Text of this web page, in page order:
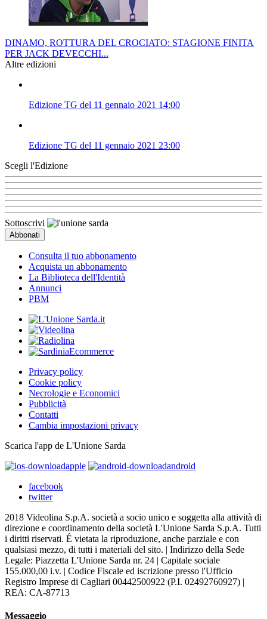
DINAMO, ROTTURA DEL CROCIATO: STAGIONE FINITA
PER JACK DEVECCHI...
Altre edizioni
Edizione TG del 11 gennaio 2021 14:00
Edizione TG del 11 gennaio 2021 23:00
Scegli l'Edizione
Sottoscrivi
Consulta il tuo abbonamento
Acquista un abbonamento
La Biblioteca dell'Identità
Annunci
PBM
Privacy policy
Cookie policy
Necrologie e Economici
Pubblicità
Contatti
Cambia impostazioni privacy
Scarica l'app de L'Unione Sarda
apple
android
facebook
twitter
2018 Videolina S.p.A. società a socio unico e soggetta alla attività di
direzione e coordinamento della società L'Unione Sarda S.p.A. Tutti
i diritti riservati. É vietata la riproduzione, anche parziale e con
qualsiasi mezzo, di tutti i materiali del sito. | Indirizzo della Sede
Legale: Piazzetta L'Unione Sarda nr. 24 | Capitale sociale
155.000,00 i.v. | Codice Fiscale ed iscrizione presso l'Ufficio
Registro Imprese di Cagliari 00442500922 (P.I. 02492760927) |
REA: CA-87713
Messaggio